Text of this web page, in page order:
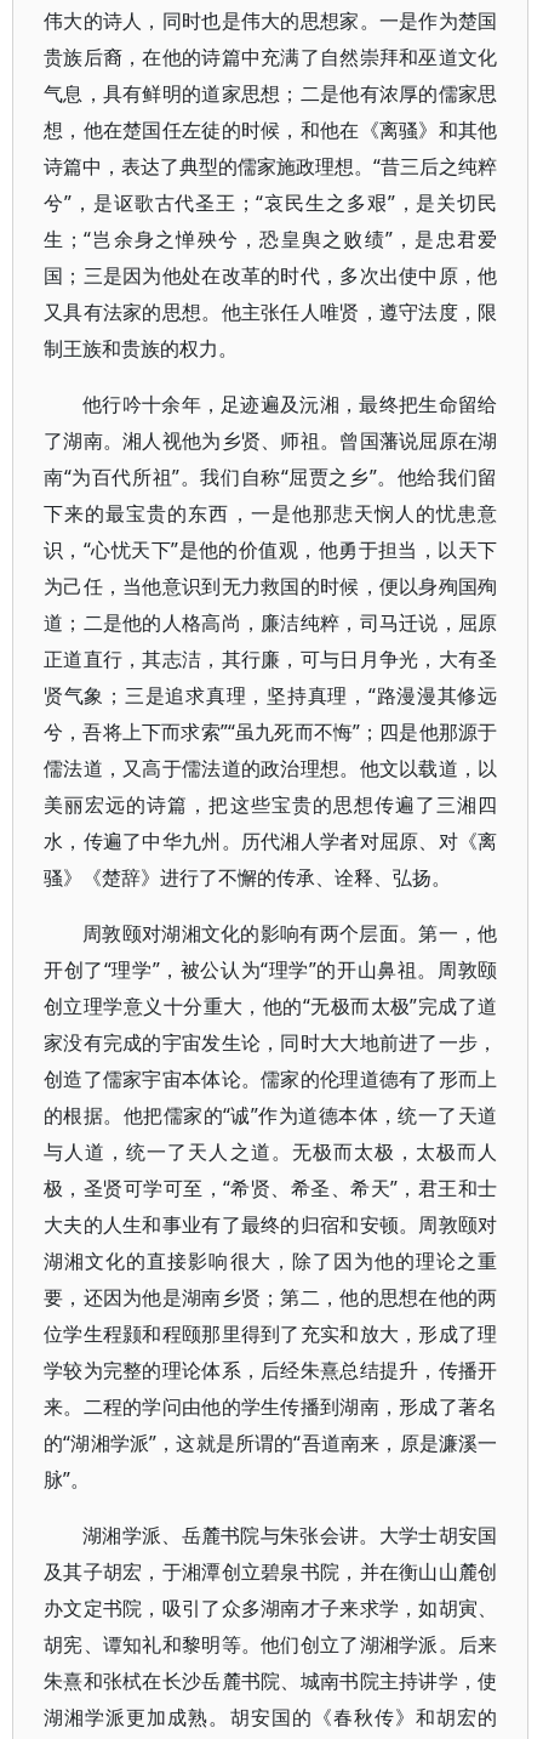
伟大的诗人，同时也是伟大的思想家。一是作为楚国
贵族后裔，在他的诗篇中充满了自然崇拜和巫道文化
气息，具有鲜明的道家思想；二是他有浓厚的儒家思
想，他在楚国任左徒的时候，和他在《离骚》和其他
诗篇中，表达了典型的儒家施政理想。“昔三后之纯粹
兮”，是讴歌古代圣王；“哀民生之多艰”，是关切民
生；“岂余身之惮殃兮，恐皇舆之败绩”，是忠君爱
国；三是因为他处在改革的时代，多次出使中原，他
又具有法家的思想。他主张任人唯贤，遵守法度，限
制王族和贵族的权力。
他行吟十余年，足迹遍及沅湘，最终把生命留给
了湖南。湘人视他为乡贤、师祖。曾国藩说屈原在湖
南“为百代所祖”。我们自称“屈贾之乡”。他给我们留
下来的最宝贵的东西，一是他那悲天悯人的忧患意
识，“心忧天下”是他的价值观，他勇于担当，以天下
为己任，当他意识到无力救国的时候，便以身殉国殉
道；二是他的人格高尚，廉洁纯粹，司马迁说，屈原
正道直行，其志洁，其行廉，可与日月争光，大有圣
贤气象；三是追求真理，坚持真理，“路漫漫其修远
兮，吾将上下而求索”“虽九死而不悔”；四是他那源于
儒法道，又高于儒法道的政治理想。他文以载道，以
美丽宏远的诗篇，把这些宝贵的思想传遍了三湘四
水，传遍了中华九州。历代湘人学者对屈原、对《离
骚》《楚辞》进行了不懈的传承、诠释、弘扬。
周敦颐对湖湘文化的影响有两个层面。第一，他
开创了“理学”，被公认为“理学”的开山鼻祖。周敦颐
创立理学意义十分重大，他的“无极而太极”完成了道
家没有完成的宇宙发生论，同时大大地前进了一步，
创造了儒家宇宙本体论。儒家的伦理道德有了形而上
的根据。他把儒家的“诚”作为道德本体，统一了天道
与人道，统一了天人之道。无极而太极，太极而人
极，圣贤可学可至，“希贤、希圣、希天”，君王和士
大夫的人生和事业有了最终的归宿和安顿。周敦颐对
湖湘文化的直接影响很大，除了因为他的理论之重
要，还因为他是湖南乡贤；第二，他的思想在他的两
位学生程颢和程颐那里得到了充实和放大，形成了理
学较为完整的理论体系，后经朱熹总结提升，传播开
来。二程的学问由他的学生传播到湖南，形成了著名
的“湖湘学派”，这就是所谓的“吾道南来，原是濂溪一
脉”。
湖湘学派、岳麓书院与朱张会讲。大学士胡安国
及其子胡宏，于湘潭创立碧泉书院，并在衡山山麓创
办文定书院，吸引了众多湖南才子来求学，如胡寅、
胡宪、谭知礼和黎明等。他们创立了湖湘学派。后来
朱熹和张栻在长沙岳麓书院、城南书院主持讲学，使
湖湘学派更加成熟。胡安国的《春秋传》和胡宏的